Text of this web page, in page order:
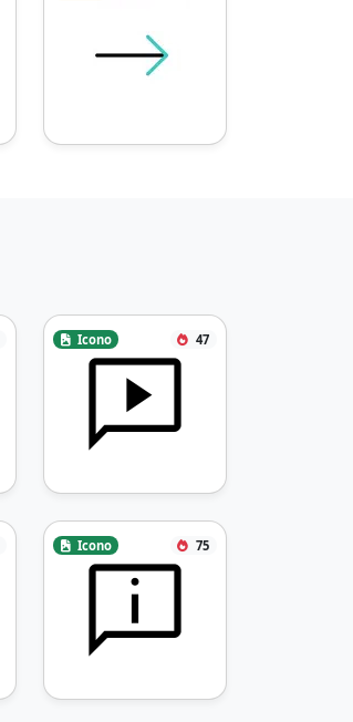
Icono 47
Icono 75